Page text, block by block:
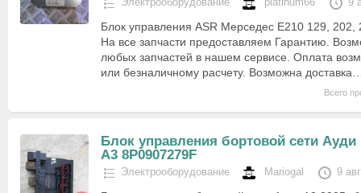
Электрооборудование platinum66 9
Блок управления ASR Мерседес E210 129,
На все запчасти предоставляем Гарантию.
любых запчастей в нашем сервисе. Оплата
или безналичному расчету. Возможна
Всего
Блок управления бортовой сети Ауди
А3 8P0907279F
Электрооборудование Mariogal 9